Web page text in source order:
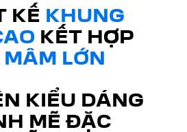
KẾ KHUNG
KẾT HỢP
MÂM LỚN
KIỂU DÁNG
MẼ ĐẶC